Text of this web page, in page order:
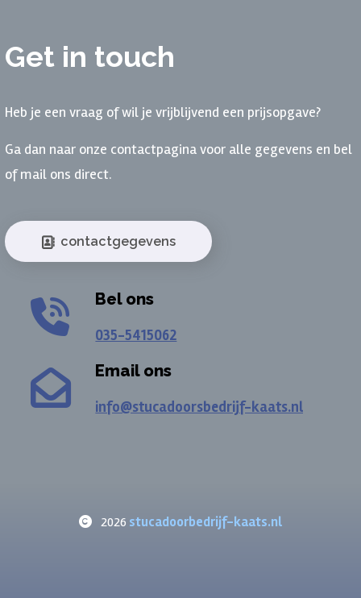
Get in touch
Heb je een vraag of wil je vrijblijvend een prijsopgave?
Ga dan naar onze contactpagina voor alle gegevens en bel
of mail ons direct.
contactgegevens
Bel ons
035-5415062
Email ons
info@stucadoorsbedrijf-kaats.nl
2026 stucadoorbedrijf-kaats.nl